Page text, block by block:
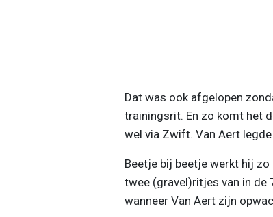
Dat was ook afgelopen
trainingsrit. En zo komt het
wel via Zwift. Van Aert
Beetje bij beetje werkt hij
twee (gravel)ritjes van in de
wanneer Van Aert zijn